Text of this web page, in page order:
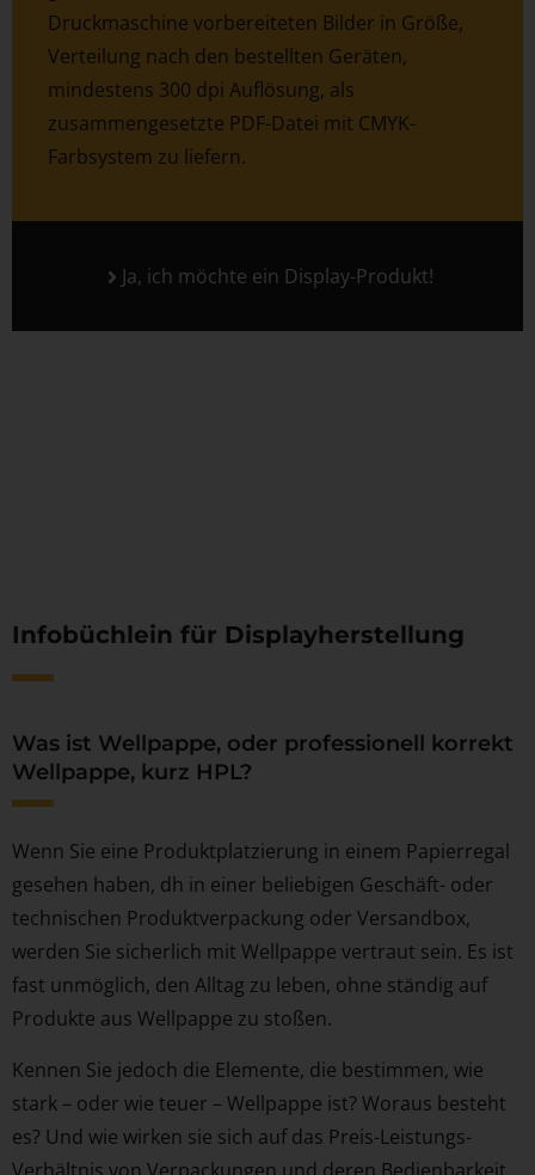
Druckmaschine vorbereiteten Bilder in Größe,
Verteilung nach den bestellten Geräten,
mindestens 300 dpi Auflösung, als
zusammengesetzte PDF-Datei mit CMYK-
Farbsystem zu liefern.
Ja, ich möchte ein Display-Produkt!
Infobüchlein für Displayherstellung
Was ist Wellpappe, oder professionell korrekt
Wellpappe, kurz HPL?
Wenn Sie eine Produktplatzierung in einem Papierregal
gesehen haben, dh in einer beliebigen Geschäft- oder
technischen Produktverpackung oder Versandbox,
werden Sie sicherlich mit Wellpappe vertraut sein. Es ist
fast unmöglich, den Alltag zu leben, ohne ständig auf
Produkte aus Wellpappe zu stoßen.
Kennen Sie jedoch die Elemente, die bestimmen, wie
stark – oder wie teuer – Wellpappe ist? Woraus besteht
es? Und wie wirken sie sich auf das Preis-Leistungs-